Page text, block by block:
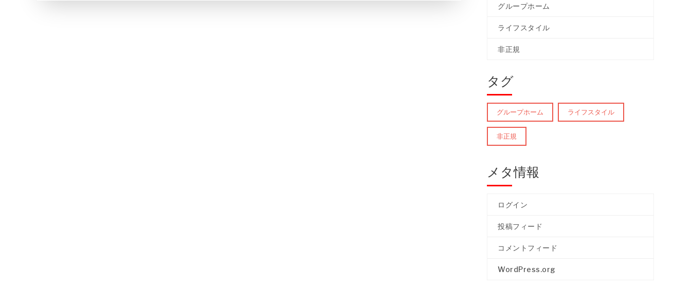
グループホーム
ライフスタイル
非正規
タグ
グループホーム ライフスタイル
非正規
メタ情報
ログイン
投稿フィード
コメントフィード
WordPress.org